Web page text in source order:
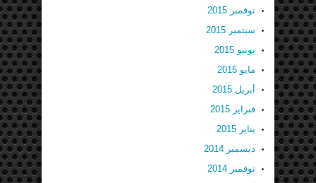
نوفمبر 2015
سبتمبر 2015
يونيو 2015
مايو 2015
أبريل 2015
فبراير 2015
يناير 2015
ديسمبر 2014
نوفمبر 2014